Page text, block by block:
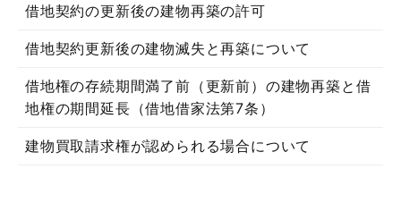
借地契約の更新後の建物再築の許可
借地契約更新後の建物滅失と再築について
借地権の存続期間満了前（更新前）の建物再築と借
地権の期間延長（借地借家法第7条）
建物買取請求権が認められる場合について